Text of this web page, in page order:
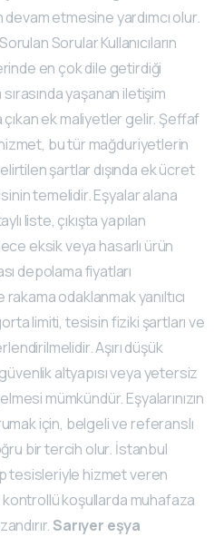
devam etmesine yardımcı olur.
Sorular Kullanıcıların
en çok dile getirdiği
yaşanan iletişim
ek maliyetler gelir. Şeffaf
bu tür mağduriyetlerin
şartlar dışında ek ücret
temelidir. Eşyalar alana
liste, çıkışta yapılan
eksik veya hasarlı ürün
depolama fiyatları
odaklanmak yanıltıcı
limiti, tesisin fiziki şartları ve
Aşırı düşük
altyapısı veya yetersiz
mümkündür. Eşyalarınızın
için, belgeli ve referanslı
bir tercih olur. İstanbul
tesisleriyle hizmet veren
kontrollü koşullarda muhafaza
Sarıyer eşya